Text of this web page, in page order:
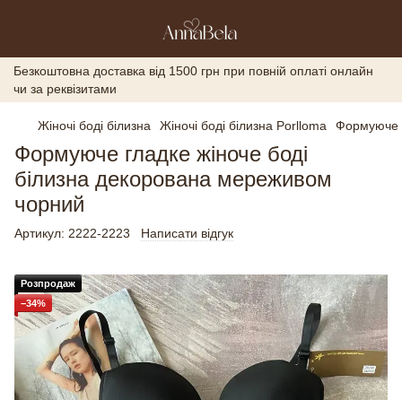
Безкоштовна доставка від 1500 грн при повній оплаті онлайн
чи за реквізитами
Жіночі боді білизна Жіночі боді білизна Porlloma Формуюче
Формуюче гладке жіноче боді
білизна декорована мереживом
чорний
Артикул: 2222-2223 Написати відгук
Розпродаж
−34%